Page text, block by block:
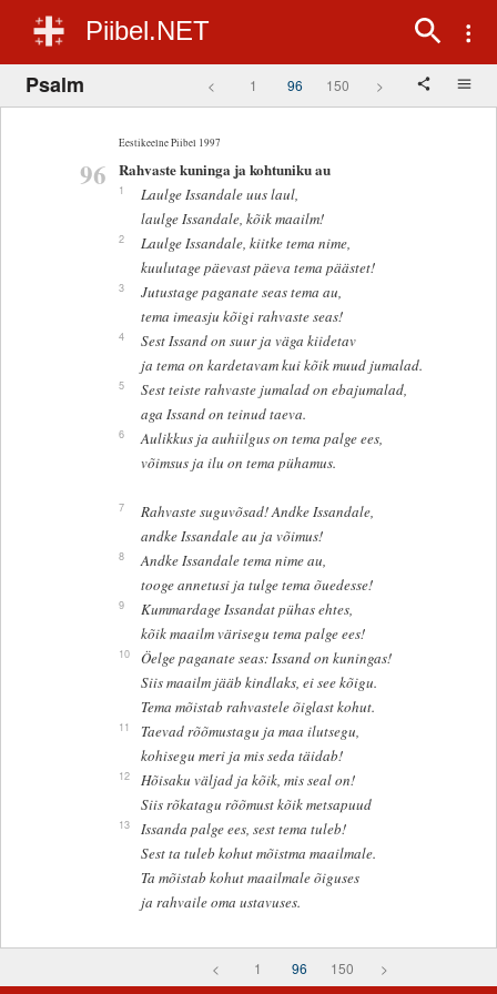
Piibel.NET
Psalm < 1 96 150 >
Eestikeelne Piibel 1997
96 Rahvaste kuninga ja kohtuniku au
1
Laulge Issandale uus laul,
laulge Issandale, kõik maailm!
2
Laulge Issandale, kiitke tema nime,
kuulutage päevast päeva tema päästet!
3
Jutustage paganate seas tema au,
tema imeasju kõigi rahvaste seas!
4
Sest Issand on suur ja väga kiidetav
ja tema on kardetavam kui kõik muud jumalad.
5
Sest teiste rahvaste jumalad on ebajumalad,
aga Issand on teinud taeva.
6
Aulikkus ja auhiilgus on tema palge ees,
võimsus ja ilu on tema pühamus.
7
Rahvaste suguvõsad! Andke Issandale,
andke Issandale au ja võimus!
8
Andke Issandale tema nime au,
tooge annetusi ja tulge tema õuedesse!
9
Kummardage Issandat pühas ehtes,
kõik maailm värisegu tema palge ees!
10
Öelge paganate seas: Issand on kuningas!
Siis maailm jääb kindlaks, ei see kõigu.
Tema mõistab rahvastele õiglast kohut.
11
Taevad rõõmustagu ja maa ilutsegu,
kohisegu meri ja mis seda täidab!
12
Hõisaku väljad ja kõik, mis seal on!
Siis rõkatagu rõõmust kõik metsapuud
13
Issanda palge ees, sest tema tuleb!
Sest ta tuleb kohut mõistma maailmale.
Ta mõistab kohut maailmale õiguses
ja rahvaile oma ustavuses.
< 1 96 150 >